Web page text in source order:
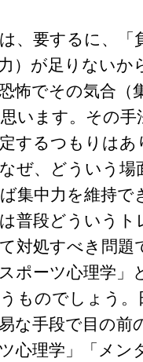
、要するに、「
）が足りない
怖でその気合（
います。その手
するつもりは
ぜ、どういう場
集中力を維持で
普段どういう
対処すべき問
ポーツ心理学」
ものでしょう。
な手段で目の前
心理学」「メン